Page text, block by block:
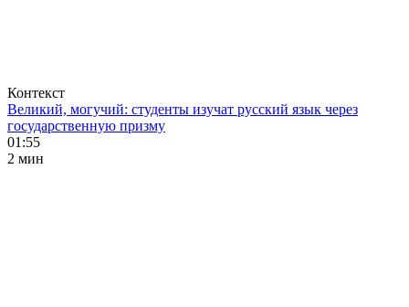
Контекст
Великий, могучий: студенты изучат русский язык через
государственную призму
01:55
2 мин